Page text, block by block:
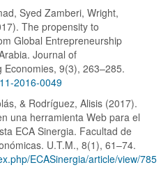
Syed Zamberi, Wright,
The propensity to
Global Entrepreneurship
Journal of
9(3), 263–285.
2016-0049
& Rodríguez, Alisis (2017).
una herramienta Web para el
ECA Sinergia. Facultad de
U.T.M., 8(1), 61–74.
ECASinergia/article/view/785